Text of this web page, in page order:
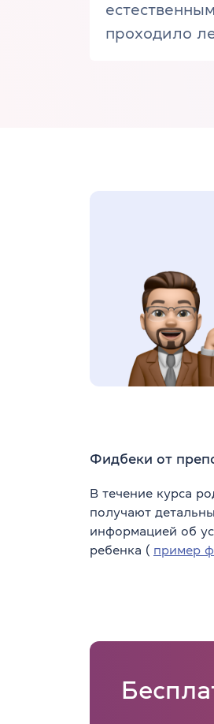
проходило
Фидбеки от
В течение курса
получают
информацией об
ребенка ( пример